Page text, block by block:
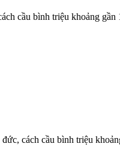
cầu bình triệu khoảng
cách cầu bình triệu